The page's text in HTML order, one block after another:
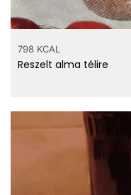
798 KCAL
Reszelt alma télire